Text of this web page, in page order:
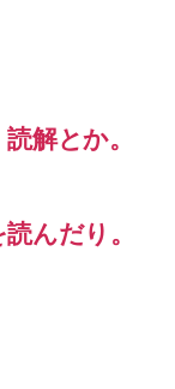
解とか。
んだり。